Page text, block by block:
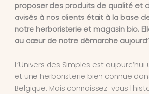
proposer des produits de qualité et
avisés à nos clients était à la base
notre herboristerie et magasin bio.
au cœur de notre démarche
L’Univers des Simples est
et une herboristerie bien connue
Belgique. Mais connaissez-vous